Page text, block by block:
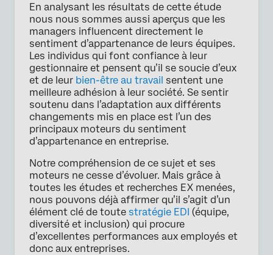
En analysant les résultats de cette étude
nous nous sommes aussi aperçus que les
managers influencent directement le
sentiment d’appartenance de leurs équipes.
Les individus qui font confiance à leur
gestionnaire et pensent qu’il se soucie d’eux
et de leur bien-être au travail sentent une
meilleure adhésion à leur société. Se sentir
soutenu dans l’adaptation aux différents
changements mis en place est l’un des
principaux moteurs du sentiment
d’appartenance en entreprise.
Notre compréhension de ce sujet et ses
moteurs ne cesse d’évoluer. Mais grâce à
toutes les études et recherches EX menées,
nous pouvons déjà affirmer qu’il s’agit d’un
élément clé de toute stratégie EDI (équipe,
diversité et inclusion) qui procure
d’excellentes performances aux employés et
donc aux entreprises.